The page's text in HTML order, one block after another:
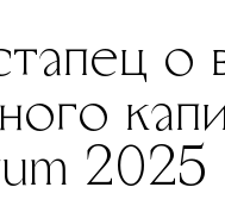
о
2025